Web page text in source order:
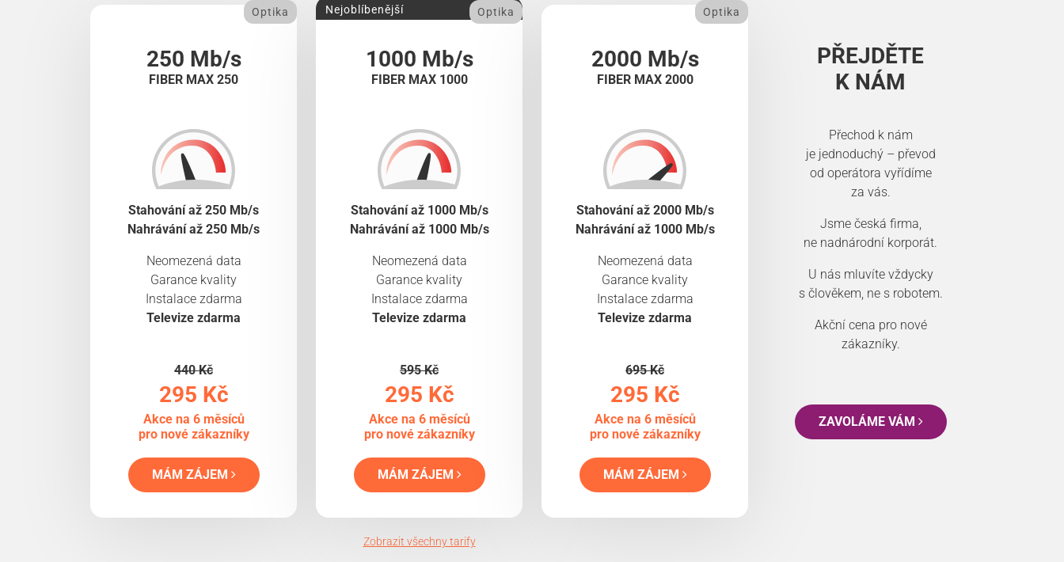
250 Mb/s
FIBER MAX 250
Optika
Stahování až 250 Mb/s
Nahrávání až 250 Mb/s
Neomezená data
Garance kvality
Instalace zdarma
Televize zdarma
440 Kč
295 Kč
Akce na 6 měsíců
pro nové zákazníky
MÁM ZÁJEM
1000 Mb/s
FIBER MAX 1000
Nejoblíbenější Optika
Stahování až 1000 Mb/s
Nahrávání až 1000 Mb/s
Neomezená data
Garance kvality
Instalace zdarma
Televize zdarma
595 Kč
295 Kč
Akce na 6 měsíců
pro nové zákazníky
MÁM ZÁJEM
2000 Mb/s
FIBER MAX 2000
Optika
Stahování až 2000 Mb/s
Nahrávání až 1000 Mb/s
Neomezená data
Garance kvality
Instalace zdarma
Televize zdarma
695 Kč
295 Kč
Akce na 6 měsíců
pro nové zákazníky
MÁM ZÁJEM
PŘEJDĚTE
K NÁM
Přechod k nám
je jednoduchý – převod
od operátora vyřídíme
za vás.
Jsme česká firma,
ne nadnárodní korporát.
U nás mluvíte vždycky
s člověkem, ne s robotem.
Akční cena pro nové
zákazníky.
ZAVOLÁME VÁM
Zobrazit všechny tarify